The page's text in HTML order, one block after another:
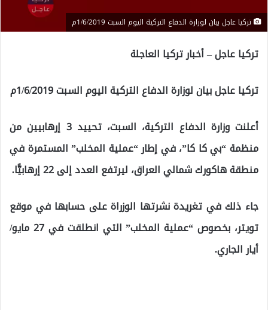
تركيا عاجل بيان لوزارة الدفاع التركية اليوم السبت 1/6/2019م
تركيا عاجل – أخبار تركيا العاجلة
تركيا عاجل بيان لوزارة الدفاع التركية اليوم السبت 1/6/2019م
أعلنت وزارة الدفاع التركية، السبت، تحييد 3 إرهابيين من
منظمة “بي كا كا”، في إطار “عملية المخلب” المستمرة في
منطقة هاكورك شمالي العراق، ليرتفع العدد إلى 22 إرهابيًّا.
جاء ذلك في تغريدة نشرتها الوزراة على حسابها في موقع
تويتر، بخصوص “عملية المخلب” التي انطلقت في 27 مايو/
أيار الجاري.